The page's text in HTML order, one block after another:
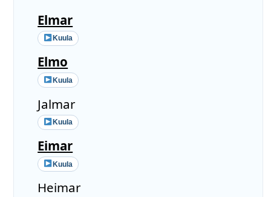
Elmar
Kuula
Elmo
Kuula
Jalmar
Kuula
Eimar
Kuula
Heimar